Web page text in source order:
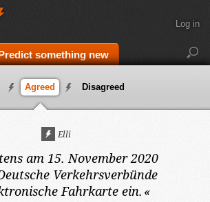
something new
Log in
Agreed Disagreed
Elli
am 15. November 2020
Verkehrsverbünde
Fahrkarte ein. «